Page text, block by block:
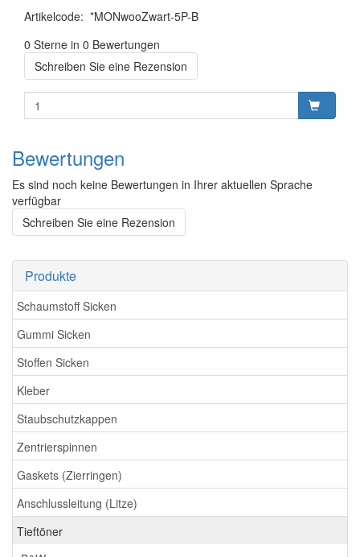
Produkte
Schaumstoff Sicken
Gummi Sicken
Stoffen Sicken
Kleber
Staubschutzkappen
Zentrierspinnen
Gaskets (Zierringen)
Anschlussleitung (Litze)
Tieftöner
Artikelcode: *MONwooZwart-5P-B
0 Sterne in 0 Bewertungen
Schreiben Sie eine Rezension
Bewertungen
Es sind noch keine Bewertungen in Ihrer aktuellen Sprache
verfügbar
Schreiben Sie eine Rezension